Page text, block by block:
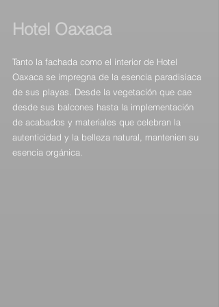
Hotel Oaxaca
Tanto la fachada como el interior de Hotel
Oaxaca se impregna de la esencia paradisiaca
de sus playas. Desde la vegetación que cae
desde sus balcones hasta la implementación
de acabados y materiales que celebran la
autenticidad y la belleza natural, mantenien su
esencia orgánica.